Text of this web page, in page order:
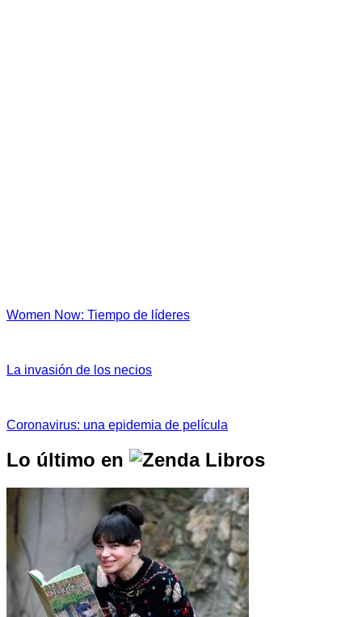
Women Now: Tiempo de líderes
La invasión de los necios
Coronavirus: una epidemia de película
Lo último en